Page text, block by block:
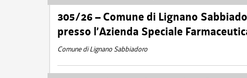
305/26 – Comune di Lignano
presso l’Azienda Speciale
Comune di Lignano Sabbiadoro